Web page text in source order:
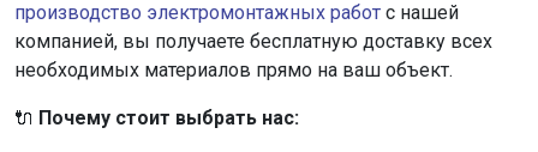
производство электромонтажных работ с нашей
компанией, вы получаете бесплатную доставку всех
необходимых материалов прямо на ваш объект.
🔌 Почему стоит выбрать нас: